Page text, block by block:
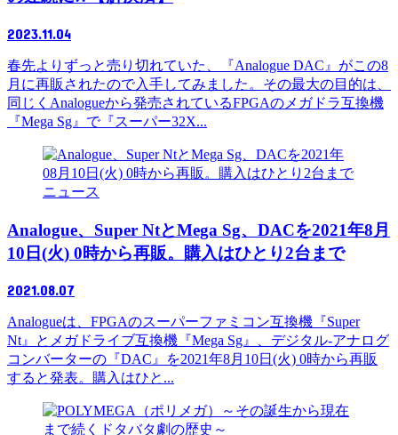
2023.11.04
春先よりずっと売り切れていた、『Analogue DAC』がこの8
月に再販されたので入手してみました。その最大の目的は、
同じくAnalogueから発売されているFPGAのメガドラ互換機
『Mega Sg』で『スーパー32X...
ニュース
Analogue、Super NtとMega Sg、DACを2021年8月
10日(火) 0時から再販。購入はひとり2台まで
2021.08.07
Analogueは、FPGAのスーパーファミコン互換機『Super
Nt』とメガドライブ互換機『Mega Sg』、デジタル-アナログ
コンバーターの『DAC』を2021年8月10日(火) 0時から再販
すると発表。購入はひと...